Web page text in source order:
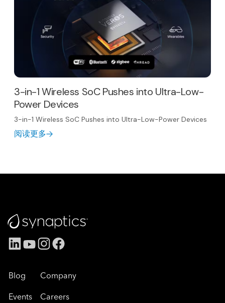
3-in-1 Wireless SoC Pushes into Ultra-Low-
Power Devices
3-in-1 Wireless SoC Pushes into Ultra-Low-Power Devices
阅读更多
Blog
Events
Company
Careers